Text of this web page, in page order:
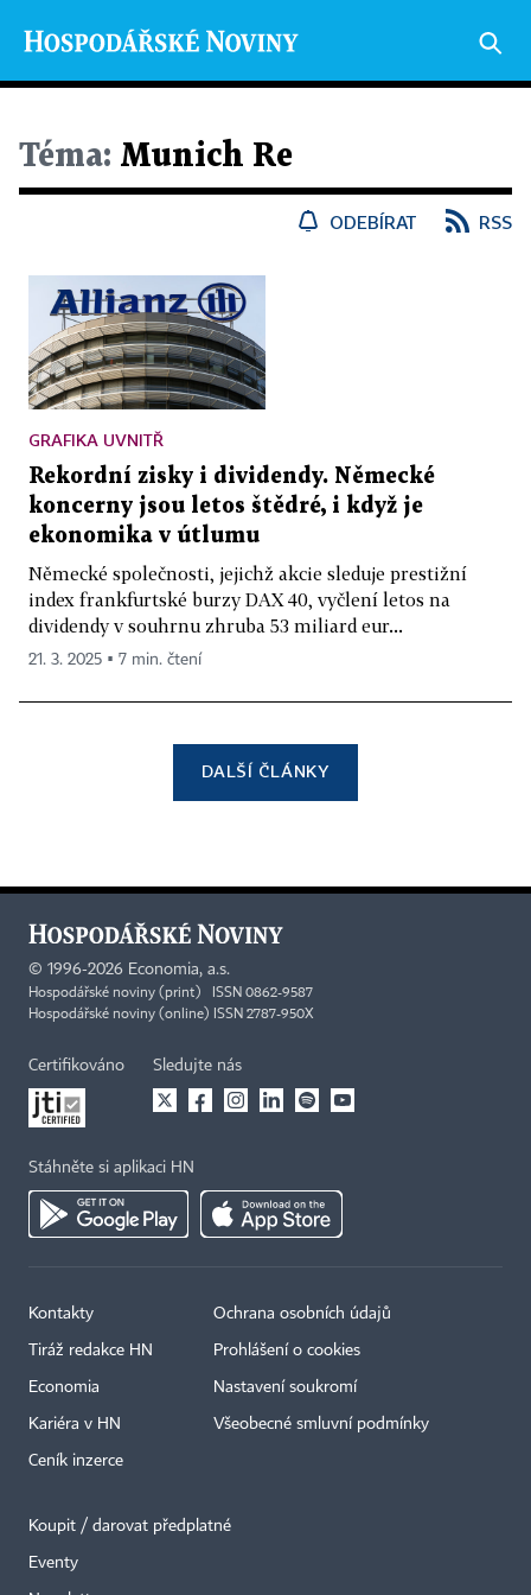
Téma: Munich Re
ODEBÍRAT RSS
GRAFIKA UVNITŘ
Rekordní zisky i dividendy. Německé
koncerny jsou letos štědré, i když je
ekonomika v útlumu
Německé společnosti, jejichž akcie sleduje prestižní
index frankfurtské burzy DAX 40, vyčlení letos na
dividendy v souhrnu zhruba 53 miliard eur...
21. 3. 2025 ▪ 7 min. čtení
DALŠÍ ČLÁNKY
© 1996-2026 Economia, a.s.
Hospodářské noviny (print) ISSN 0862-9587
Hospodářské noviny (online) ISSN 2787-950X
Certifikováno Sledujte nás
Stáhněte si aplikaci HN
Kontakty
Tiráž redakce HN
Economia
Kariéra v HN
Ceník inzerce
Ochrana osobních údajů
Prohlášení o cookies
Nastavení soukromí
Všeobecné smluvní podmínky
Koupit / darovat předplatné
Eventy